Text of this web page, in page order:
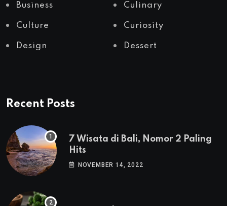
Business Culinary
Culture Curiosity
Design Dessert
Recent Posts
7 Wisata di Bali, Nomor 2 Paling
Hits
NOVEMBER 14, 2022